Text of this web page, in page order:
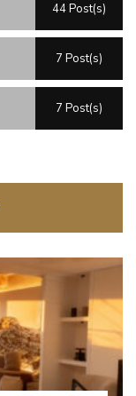
44 Post(s)
7 Post(s)
7 Post(s)